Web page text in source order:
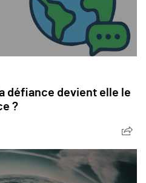
défiance devient elle le
?